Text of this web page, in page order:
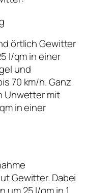
örtlich Gewitter
l/qm in einer
und
70 km/h. Ganz
Unwetter mit
in einer
Gewitter. Dabei